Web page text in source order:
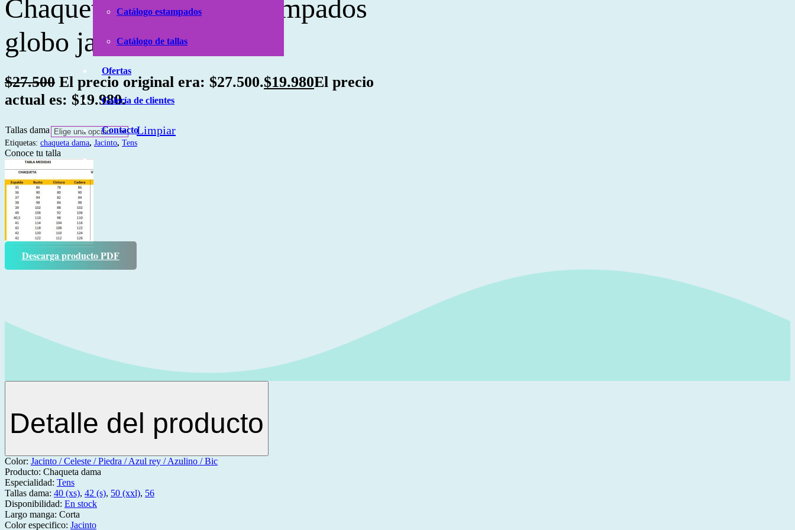
Catálogo estampados
Catálogo de tallas
Ofertas
Galería de clientes
Contacto
Chaqueta Amelita 2 estampados
globo jacinto
$27.500 El precio original era: $27.500.$19.980El precio
actual es: $19.980.
Tallas dama Limpiar
Etiquetas: chaqueta dama, Jacinto, Tens
Conoce tu talla
Descarga producto PDF
Detalle del producto
Color: Jacinto / Celeste / Piedra / Azul rey / Azulino / Bic
Producto: Chaqueta dama
Especialidad: Tens
Tallas dama: 40 (xs), 42 (s), 50 (xxl), 56
Disponibilidad: En stock
Largo manga: Corta
Color especifico: Jacinto